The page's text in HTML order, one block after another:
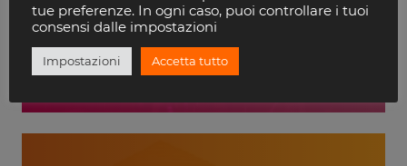
RICCIONE
tue preferenze. In ogni caso, puoi controllare i tuoi
consensi dalle impostazioni
Impostazioni Accetta tutto